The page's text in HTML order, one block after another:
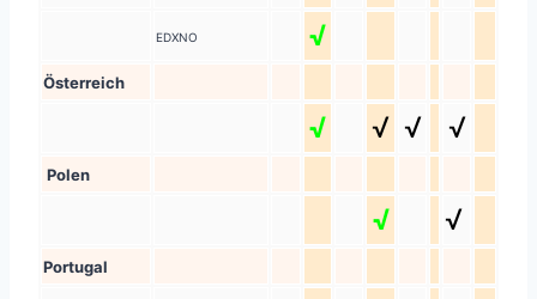
EDXNO √
Österreich
√ √ √ √
Polen
√ √
Portugal